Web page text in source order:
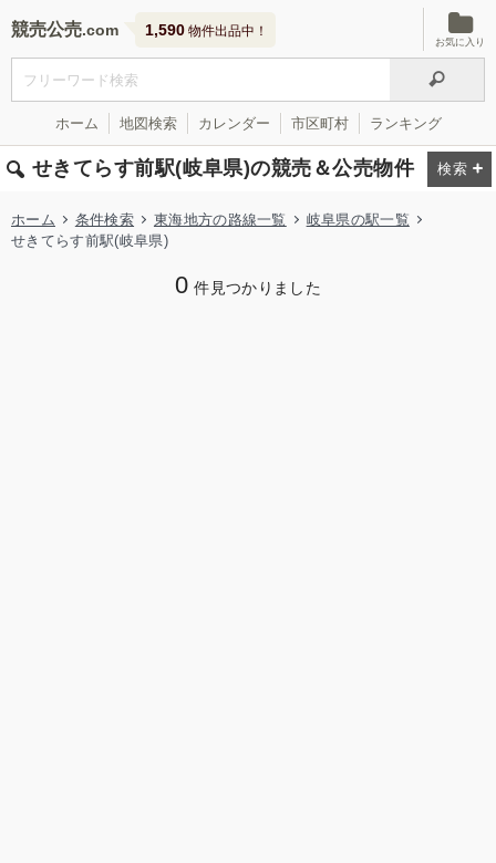
競売公売 1,590 物件出品中！
お気に入り
ホーム 地図検索 カレンダー 市区町村 ランキング
せきてらす前駅(岐阜県)の競売＆公売物件
ホーム 条件検索 東海地方の路線一覧
岐阜県の駅一覧
せきてらす前駅(岐阜県)
0 件見つかりました